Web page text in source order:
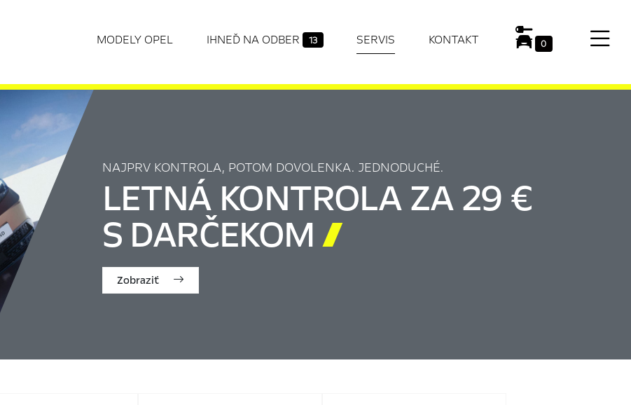
MODELY OPEL IHNEĎ NA ODBER 13 SERVIS KONTAKT 0
NAJPRV KONTROLA, POTOM DOVOLENKA. JEDNODUCHÉ.
LETNÁ KONTROLA ZA 29 €
S DARČEKOM
Zobraziť